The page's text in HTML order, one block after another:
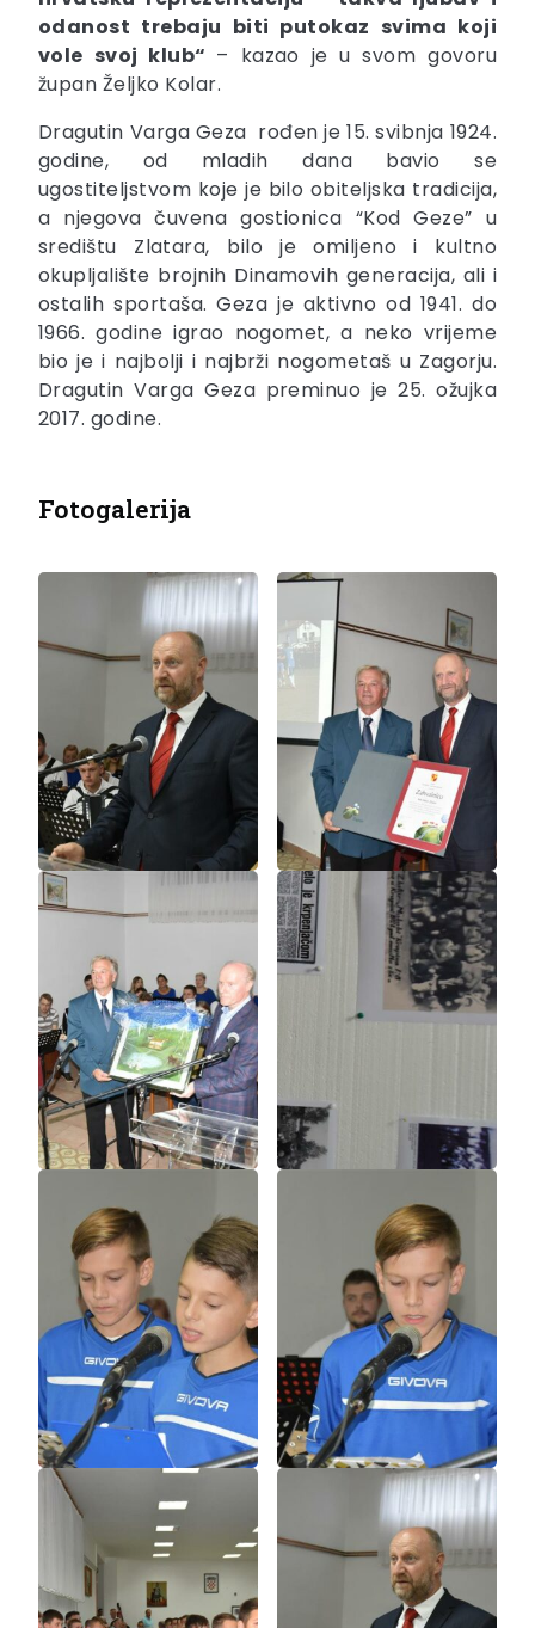
odanost trebaju biti putokaz svima koji
vole svoj klub“ – kazao je u svom govoru
župan Željko Kolar.
Dragutin Varga Geza rođen je 15. svibnja 1924.
godine, od mladih dana bavio se
ugostiteljstvom koje je bilo obiteljska tradicija,
a njegova čuvena gostionica “Kod Geze” u
središtu Zlatara, bilo je omiljeno i kultno
okupljalište brojnih Dinamovih generacija, ali i
ostalih sportaša. Geza je aktivno od 1941. do
1966. godine igrao nogomet, a neko vrijeme
bio je i najbolji i najbrži nogometaš u Zagorju.
Dragutin Varga Geza preminuo je 25. ožujka
2017. godine.
Fotogalerija